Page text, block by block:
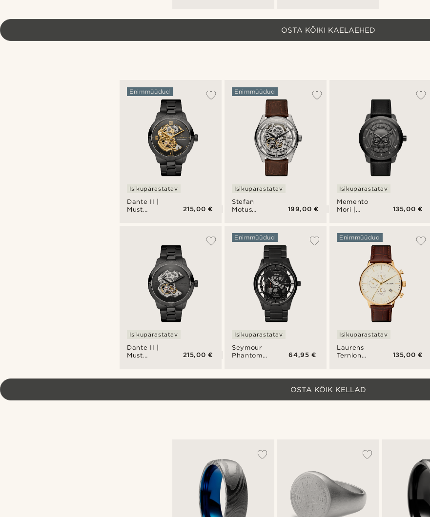
kaelakee
OSTA KÕIKI KAELAEHED
Dante II |
Must
Enimmüüdud
Isikupärastatav
215,00 €
Dante II |
Must
Isikupärastatav
215,00 €
Stefan
Motus
käekell
Enimmüüdud
Isikupärastatav
199,00 €
Seymour
Phantom
Enimmüüdud
Isikupärastatav
64,95 €
Memento
Mori |
Isikupärastatav
135,00 €
Laurens
Ternion
kahe
ajatsooni
käekell
Enimmüüdud
Isikupärastatav
135,00 €
OSTA KÕIK KELLAD